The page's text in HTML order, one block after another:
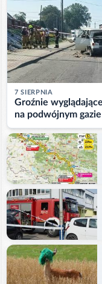
7 SIERPNIA
Groźnie
na podwójnym gazie